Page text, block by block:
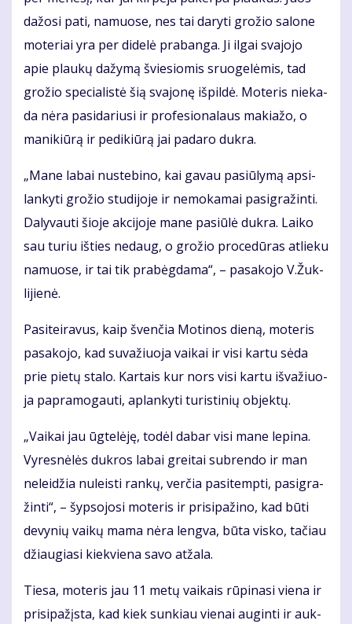
da­žo­si pa­ti, na­muo­se, nes tai da­ry­ti gro­žio sa­lo­ne
mo­te­riai yra per di­de­lė pra­ban­ga. Ji il­gai sva­jo­jo
apie plau­kų da­žy­mą švie­sio­mis sruo­ge­lė­mis, tad
gro­žio spe­cia­lis­tė šią sva­jo­nę iš­pil­dė. Mo­te­ris nie­ka­
da nė­ra pa­si­da­riu­si ir pro­fe­sio­na­laus ma­kia­žo, o
ma­ni­kiū­rą ir pe­di­kiū­rą jai pa­da­ro duk­ra.
„Ma­ne la­bai nu­ste­bi­no, kai ga­vau pa­siū­ly­mą ap­si­
lan­ky­ti gro­žio stu­di­jo­je ir ne­mo­ka­mai pa­sig­ra­žin­ti.
Da­ly­vau­ti šio­je ak­ci­jo­je ma­ne pa­siū­lė duk­ra. Lai­ko
sau tu­riu iš­ties ne­daug, o gro­žio pro­ce­dū­ras at­lie­ku
na­muo­se, ir tai tik pra­bėg­da­ma“, – pa­sa­ko­jo V.Žuk­
li­jie­nė.
Pa­si­tei­ra­vus, kaip šven­čia Mo­ti­nos die­ną, mo­te­ris
pa­sa­ko­jo, kad su­va­žiuo­ja vai­kai ir vi­si kar­tu sė­da
prie pie­tų sta­lo. Kar­tais kur nors vi­si kar­tu iš­va­žiuo­
ja pa­pra­mo­gau­ti, ap­lan­ky­ti tu­ris­ti­nių ob­jek­tų.
„Vai­kai jau ūg­te­lė­ję, to­dėl da­bar vi­si ma­ne le­pi­na.
Vy­res­nė­lės duk­ros la­bai grei­tai su­bren­do ir man
ne­lei­džia nu­leis­ti ran­kų, ver­čia pa­si­temp­ti, pa­sig­ra­
žin­ti“, – šyp­so­jo­si mo­te­ris ir pri­si­pa­ži­no, kad bū­ti
de­vy­nių vai­kų ma­ma nė­ra leng­va, bū­ta vis­ko, ta­čiau
džiau­gia­si kiek­vie­na sa­vo at­ža­la.
Tie­sa, mo­te­ris jau 11 me­tų vai­kais rū­pi­na­si vie­na ir
pri­si­pa­žįs­ta, kad kiek sun­kiau vie­nai au­gin­ti ir auk­